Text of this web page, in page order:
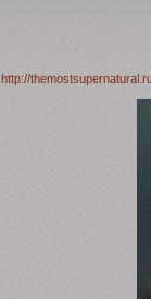
http://